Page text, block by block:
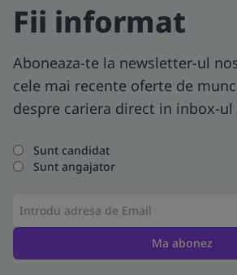
Fii informat
Aboneaza-te la newsletter-ul
cele mai recente oferte de
despre cariera direct in inbox-ul
Sunt candidat
Sunt angajator
Ma abonez